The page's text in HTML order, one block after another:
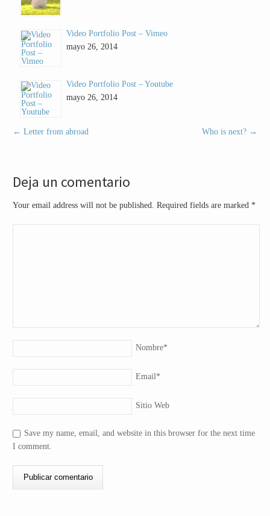
Video Portfolio Post – Vimeo
mayo 26, 2014
Video Portfolio Post – Youtube
mayo 26, 2014
← Letter from abroad Who is next? →
Deja un comentario
Your email address will not be published. Required fields are marked*
Nombre*
Email*
Sitio Web
Save my name, email, and website in this browser for the next time
I comment.